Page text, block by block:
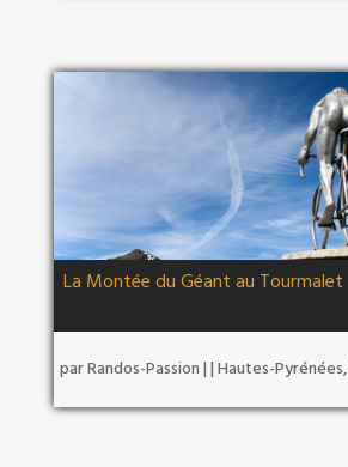
La Montée du Géant au Tourmalet
parRandos-Passion | | Hautes-Pyrénées,